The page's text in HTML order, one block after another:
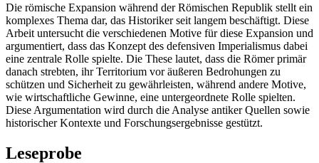
Die römische Expansion während der Römischen Republik stellt ein
komplexes Thema dar, das Historiker seit langem beschäftigt. Diese
Arbeit untersucht die verschiedenen Motive für diese Expansion und
argumentiert, dass das Konzept des defensiven Imperialismus dabei
eine zentrale Rolle spielte. Die These lautet, dass die Römer primär
danach strebten, ihr Territorium vor äußeren Bedrohungen zu
schützen und Sicherheit zu gewährleisten, während andere Motive,
wie wirtschaftliche Gewinne, eine untergeordnete Rolle spielten.
Diese Argumentation wird durch die Analyse antiker Quellen sowie
historischer Kontexte und Forschungsergebnisse gestützt.
Leseprobe